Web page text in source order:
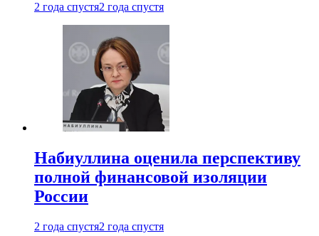
2 года спустя2 года спустя
Набиуллина оценила перспективу
полной финансовой изоляции
России
2 года спустя2 года спустя